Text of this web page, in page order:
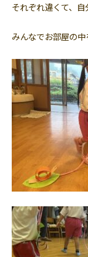
それぞれ違くて、
みんなでお部屋の